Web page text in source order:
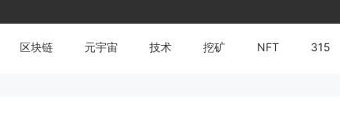
区块链 元宇宙 技术 挖矿 NFT 315